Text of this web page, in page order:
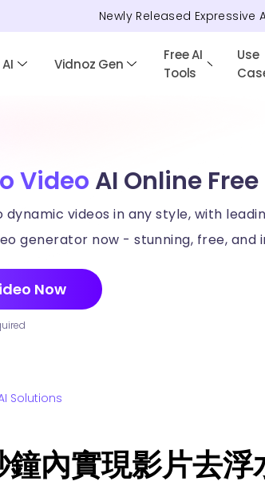
Newly Released Expressive
Vidnoz Gen
Free AI
Tools
Use
Video AI Online Free
videos in any style, with
generator now - stunning, free, and
Now
Solutions
鐘內實現影片去浮